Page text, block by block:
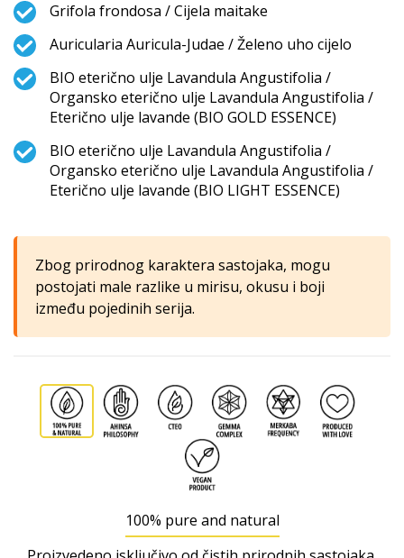
Grifola frondosa / Cijela maitake
Auricularia Auricula-Judae / Želeno uho cijelo
BIO eterično ulje Lavandula Angustifolia /
Organsko eterično ulje Lavandula Angustifolia /
Eterično ulje lavande (BIO GOLD ESSENCE)
BIO eterično ulje Lavandula Angustifolia /
Organsko eterično ulje Lavandula Angustifolia /
Eterično ulje lavande (BIO LIGHT ESSENCE)
Zbog prirodnog karaktera sastojaka, mogu
postojati male razlike u mirisu, okusu i boji
između pojedinih serija.
100% pure and natural